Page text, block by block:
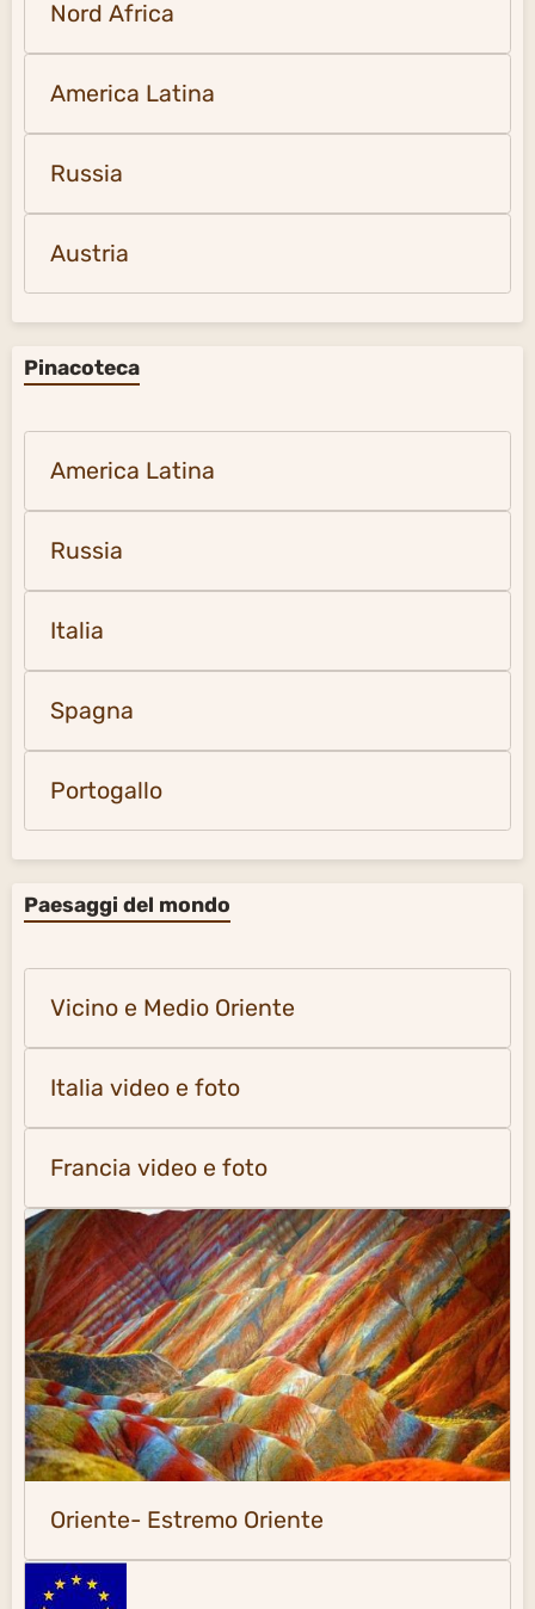
Nord Africa
America Latina
Russia
Austria
Pinacoteca
America Latina
Russia
Italia
Spagna
Portogallo
Paesaggi del mondo
Vicino e Medio Oriente
Italia video e foto
Francia video e foto
Oriente- Estremo Oriente